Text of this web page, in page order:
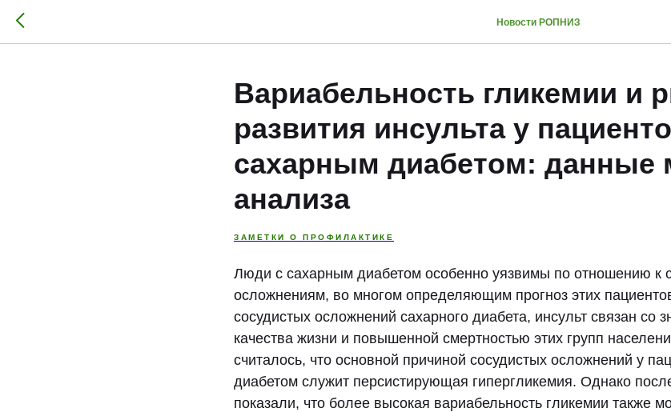
Новости РОПНИЗ
Вариабельность гликемии и
развития инсульта у
сахарным диабетом: данные
анализа
ЗАМЕТКИ О ПРОФИЛАКТИКЕ
Люди с сахарным диабетом особенно уязвимы по отношению к
осложнениям, во многом определяющим прогноз этих
сосудистых осложнений сахарного диабета, инсульт связан со
качества жизни и повышенной смертностью этих групп
считалось, что основной причиной сосудистых осложнений у
диабетом служит персистирующая гипергликемия. Однако
показали, что более высокая вариабельность гликемии также